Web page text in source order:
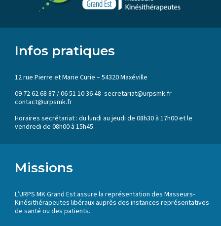
Infos pratiques
12 rue Pierre et Marie Curie – 54320 Maxéville
09 72 62 68 87 / 06 51 10 36 48 secretariat@urpsmk.fr –
contact@urpsmk.fr
Horaires secrétariat : du lundi au jeudi de 08h30 à 17h00 et le
vendredi de 08h00 à 15h45.
Missions
L’URPS MK Grand Est assure la représentation des Masseurs-
Kinésithérapeutes libéraux auprès des instances représentatives
de santé ou des patients.